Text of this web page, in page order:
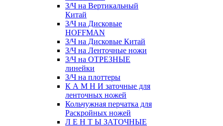
З/Ч на Вертикальный
Китай
З/Ч на Дисковые
HOFFMAN
З/Ч на Дисковые Китай
З/Ч на Ленточные ножи
З/Ч на ОТРЕЗНЫЕ
линейки
З/Ч на плоттеры
К А М Н И заточные для
ленточных ножей
Кольчужная перчатка для
Раскройных ножей
Л Е Н Т Ы ЗАТОЧНЫЕ